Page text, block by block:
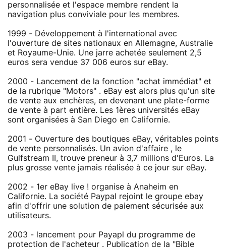
personnalisée et l'espace membre rendent la
navigation plus conviviale pour les membres.
1999 - Développement à l'international avec
l'ouverture de sites nationaux en Allemagne, Australie
et Royaume-Unie. Une jarre achetée seulement 2,5
euros sera vendue 37 006 euros sur eBay.
2000 - Lancement de la fonction "achat immédiat" et
de la rubrique "Motors" . eBay est alors plus qu'un site
de vente aux enchères, en devenant une plate-forme
de vente à part entière. Les 1ères universités eBay
sont organisées à San Diego en Californie.
2001 - Ouverture des boutiques eBay, véritables points
de vente personnalisés. Un avion d'affaire , le
Gulfstream II, trouve preneur à 3,7 millions d'Euros. La
plus grosse vente jamais réalisée à ce jour sur eBay.
2002 - 1er eBay live ! organise à Anaheim en
Californie. La société Paypal rejoint le groupe ebay
afin d'offrir une solution de paiement sécurisée aux
utilisateurs.
2003 - lancement pour Payapl du programme de
protection de l'acheteur . Publication de la "Bible